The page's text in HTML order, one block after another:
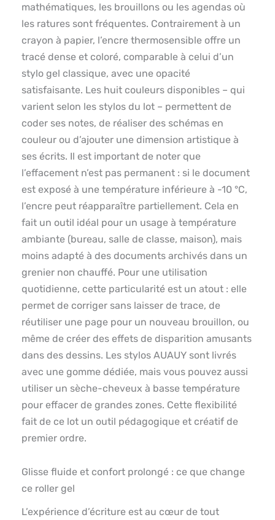
mathématiques, les brouillons ou les agendas où
les ratures sont fréquentes. Contrairement à un
crayon à papier, l’encre thermosensible offre un
tracé dense et coloré, comparable à celui d’un
stylo gel classique, avec une opacité
satisfaisante. Les huit couleurs disponibles – qui
varient selon les stylos du lot – permettent de
coder ses notes, de réaliser des schémas en
couleur ou d’ajouter une dimension artistique à
ses écrits. Il est important de noter que
l’effacement n’est pas permanent : si le document
est exposé à une température inférieure à -10 °C,
l’encre peut réapparaître partiellement. Cela en
fait un outil idéal pour un usage à température
ambiante (bureau, salle de classe, maison), mais
moins adapté à des documents archivés dans un
grenier non chauffé. Pour une utilisation
quotidienne, cette particularité est un atout : elle
permet de corriger sans laisser de trace, de
réutiliser une page pour un nouveau brouillon, ou
même de créer des effets de disparition amusants
dans des dessins. Les stylos AUAUY sont livrés
avec une gomme dédiée, mais vous pouvez aussi
utiliser un sèche-cheveux à basse température
pour effacer de grandes zones. Cette flexibilité
fait de ce lot un outil pédagogique et créatif de
premier ordre.
Glisse fluide et confort prolongé : ce que change
ce roller gel
L’expérience d’écriture est au cœur de tout